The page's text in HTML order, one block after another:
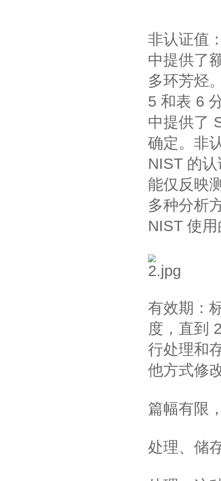
非认证值
中提供了
多环芳烃
5 和表 6
中提供了
确定。非
NIST 的
能仅反映
多种分析
NIST 使
有效期：
度，直到
行处理和
他方式修
篇幅有限
处理、储